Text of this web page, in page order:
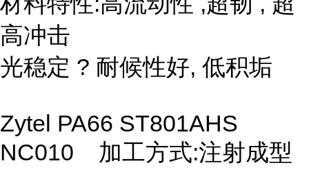
高冲击
光稳定 ? 耐候性好, 低积垢
Zytel PA66 ST801AHS
NC010 加工方式:注射成型